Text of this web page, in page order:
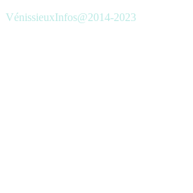
VénissieuxInfos@2014-2023